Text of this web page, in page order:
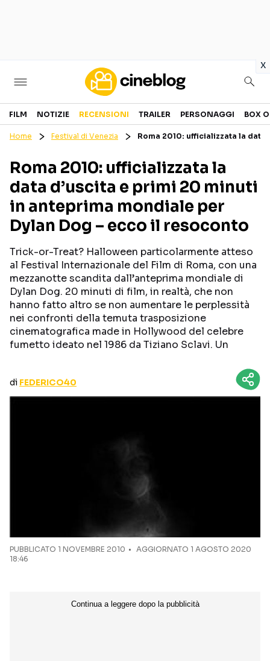
x
Cinema
GENERI
PERSONAGGI
CANALI STREAMING
Categorie
NOTIZIE
CURIOSITÀ
RECENSIONI
TRAILER
BOX OFFICE
FILM NOTIZIE RECENSIONI TRAILER PERSONAGGI BOX
Home Festival di Venezia Roma 2010: ufficializzata la
Roma 2010: ufficializzata la
data d’uscita e primi 20 minuti
in anteprima mondiale per
Dylan Dog – ecco il resoconto
Trick-or-Treat? Halloween particolarmente atteso
al Festival Internazionale del Film di Roma, con una
mezzanotte scandita dall’anteprima mondiale di
Dylan Dog. 20 minuti di film, in realtà, che non
hanno fatto altro se non aumentare le perplessità
nei confronti della temuta trasposizione
cinematografica made in Hollywood del celebre
fumetto ideato nel 1986 da Tiziano Sclavi. Un
di FEDERICO40
PUBBLICATO 1 NOVEMBRE 2010
AGGIORNATO 1 AGOSTO 2020
18:46